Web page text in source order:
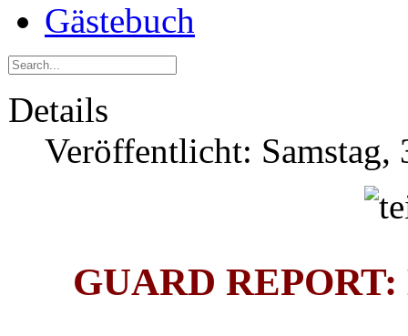
Gästebuch
Details
Veröffentlicht: Samstag,
GUARD